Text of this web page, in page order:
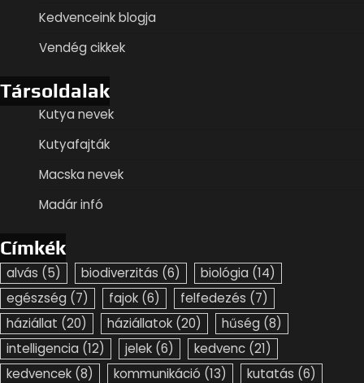
Kedvenceink blogja
Vendég cikkek
Társoldalak
Kutya nevek
Kutyafajták
Macska nevek
Madár infó
Címkék
alvás (5) biodiverzitás (6) biológia (14)
egészség (7) fajok (6) felfedezés (7)
háziállat (20) háziállatok (20) hűség (8)
intelligencia (12) jelek (6) kedvenc (21)
kedvencek (8) kommunikáció (13) kutatás (6)